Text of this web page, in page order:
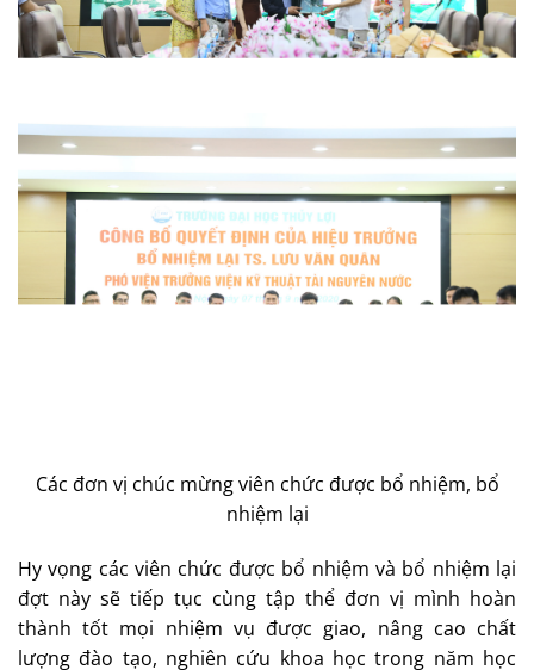
Các đơn vị chúc mừng viên chức được bổ nhiệm, bổ
nhiệm lại
Hy vọng các viên chức được bổ nhiệm và bổ nhiệm lại
đợt này sẽ tiếp tục cùng tập thể đơn vị mình hoàn
thành tốt mọi nhiệm vụ được giao, nâng cao chất
lượng đào tạo, nghiên cứu khoa học trong năm học